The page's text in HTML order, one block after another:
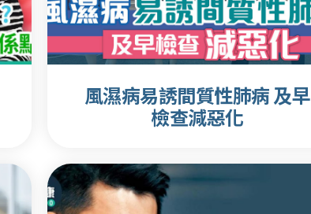
風濕病易誘間質性肺病 及早
檢查減惡化